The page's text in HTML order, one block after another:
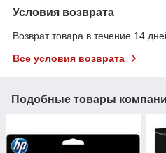
Условия возврата
Возврат товара в течение 14
Все условия возврата
Подобные товары